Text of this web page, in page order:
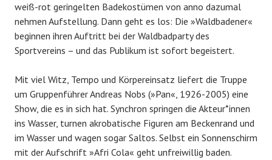
weiß-rot geringelten Badekostümen von anno dazumal
nehmen Aufstellung. Dann geht es los: Die »Waldbadener«
beginnen ihren Auftritt bei der Waldbadparty des
Sportvereins – und das Publikum ist sofort begeistert.
Mit viel Witz, Tempo und Körpereinsatz liefert die Truppe
um Gruppenführer Andreas Nobs (»Pan«, 1926-2005) eine
Show, die es in sich hat. Synchron springen die Akteur*innen
ins Wasser, turnen akrobatische Figuren am Beckenrand und
im Wasser und wagen sogar Saltos. Selbst ein Sonnenschirm
mit der Aufschrift »Afri Cola« geht unfreiwillig baden.